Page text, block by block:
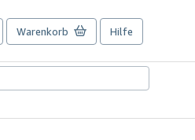
Warenkorb Hilfe